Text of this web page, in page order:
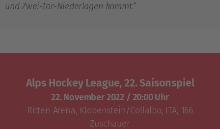
und Zwei-Tor-Niederlagen kommt.“
Alps Hockey League, 22. Saisonspiel
22. November 2022 / 20:00 Uhr
Ritten Arena, Klobenstein/Collalbo, ITA, 166
Zuschauer